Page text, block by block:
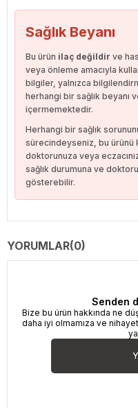
Sağlık Beyanı
Bu ürün ilaç değildir ve
veya önleme amacıyla
bilgiler, yalnızca
herhangi bir sağlık beyanı
içermemektedir.
Herhangi bir sağlık
sürecindeyseniz, bu ürünü
doktorunuza veya
sağlık durumuna ve
gösterebilir.
YORUMLAR(0)
Senden
Bize bu ürün hakkında ne
daha iyi olmamıza ve